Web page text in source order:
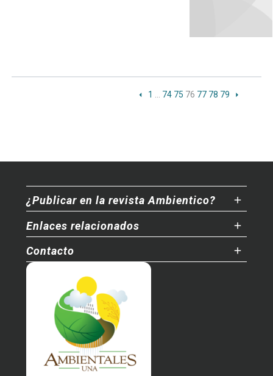
1 74 75 76 77 78 79
¿Publicar en la revista Ambientico?
Enlaces relacionados
Contacto